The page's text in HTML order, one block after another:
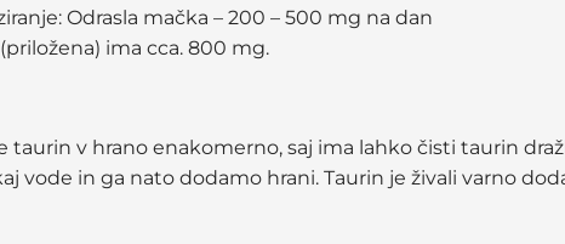
Odrasla mačka – 200 – 500 mg na dan
ima cca. 800 mg.
taurin v hrano enakomerno, saj ima lahko čisti taurin
vode in ga nato dodamo hrani. Taurin je živali varno